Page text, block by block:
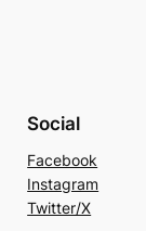
Social
Facebook
Instagram
Twitter/X